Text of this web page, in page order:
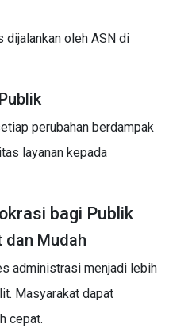
dijalankan oleh ASN di
perubahan berdampak
layanan kepada
bagi Publik
dan Mudah
administrasi menjadi lebih
Masyarakat dapat
cepat.